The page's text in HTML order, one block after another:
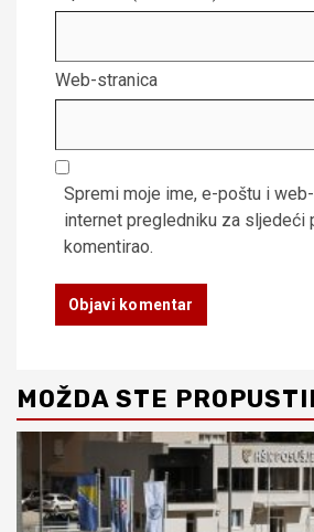
Web-stranica
Spremi moje ime, e-poštu i
internet pregledniku za sljedeći
komentirao.
MOŽDA STE